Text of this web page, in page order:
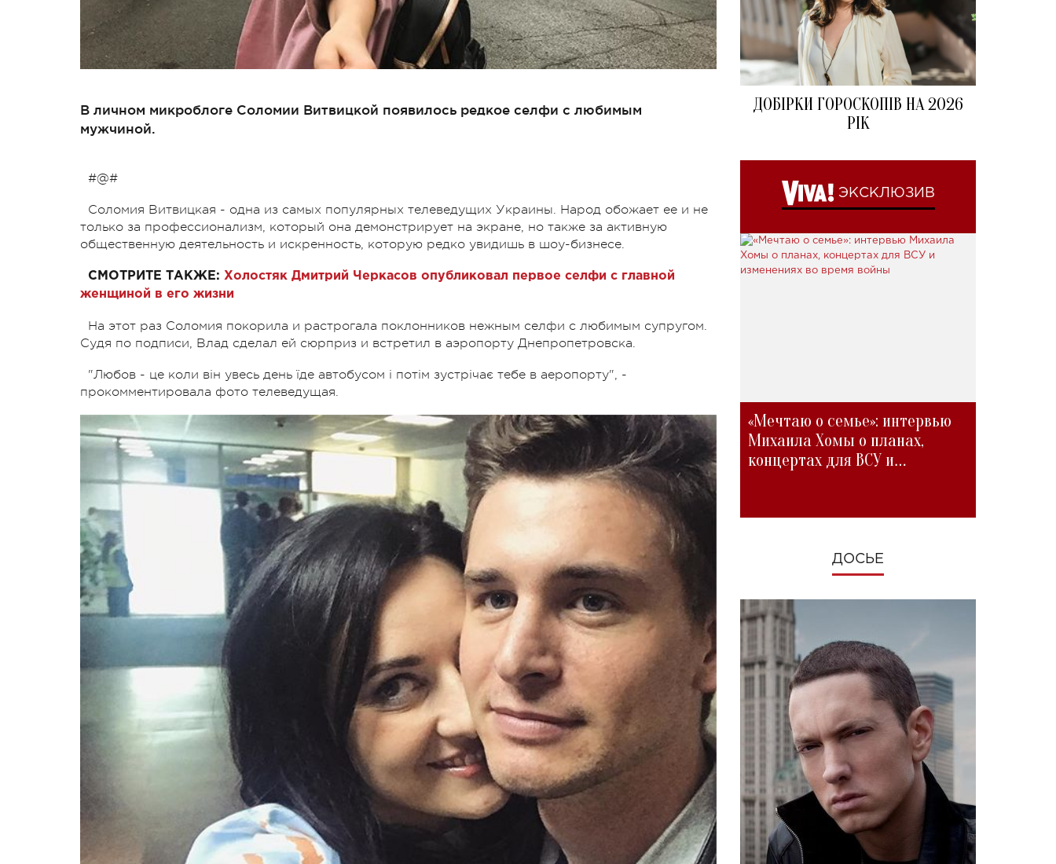
В личном микроблоге Соломии Витвицкой появилось редкое селфи с любимым
мужчиной.
#@#
Соломия Витвицкая - одна из самых популярных телеведущих Украины. Народ обожает ее и не
только за профессионализм, который она демонстрирует на экране, но также за активную
общественную деятельность и искренность, которую редко увидишь в шоу-бизнесе.
СМОТРИТЕ ТАКЖЕ: Холостяк Дмитрий Черкасов опубликовал первое селфи с главной
женщиной в его жизни
На этот раз Соломия покорила и растрогала поклонников нежным селфи с любимым супругом.
Судя по подписи, Влад сделал ей сюрприз и встретил в аэропорту Днепропетровска.
"Любов - це коли він увесь день їде автобусом і потім зустрічає тебе в аеропорту", -
прокомментировала фото телеведущая.
ДОБІРКИ ГОРОСКОПІВ НА 2026
РІК
ЭКСКЛЮЗИВ
«Мечтаю о семье»: интервью
Михаила Хомы о планах,
концертах для ВСУ и
ДОСЬЕ